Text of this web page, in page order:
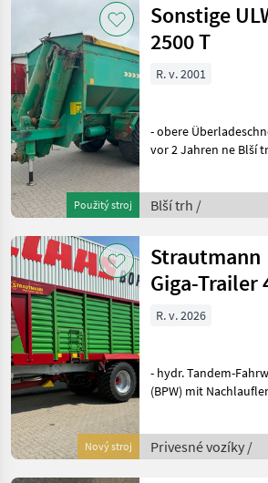
EdgeOn Zinken 75 cm
Použitý stroj
Sonstige
2500 T
R. v. 2001
- obere
vor 2 Jahren ne Blší trh
Blší trh /
Nový stroj
Strautmann
Giga-Trailer
DO
R. v. 2026
- hydr. Tandem-
(BPW) mit
173D, 10-Loch Vredestein
Flotation Trac - 2-
Privesné vozíky /